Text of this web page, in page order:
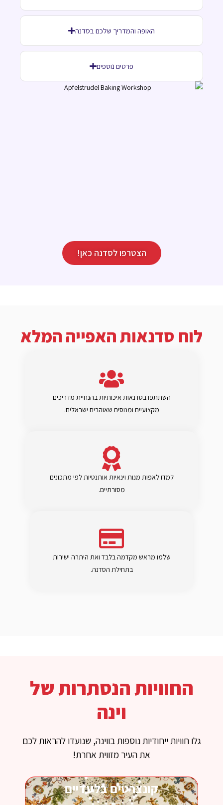
הצטרפו לסדנה כאן!
האופה והמדריך שלכם בסדנה
פרטים נוספים
לוח סדנאות האפייה המלא
השתתפו בסדנאות איכותיות בהנחיית מדריכים
מקצועיים ומנוסים שאוהבים ישראלים.
למדו לאפות מנות וינאיות אותנטיות לפי מתכונים
מסורתיים.
שלמו מראש מקדמה בלבד ואת היתרה ישירות
בתחילת הסדנה.
החוויות הנסתרות של
וינה
גלו חוויות ייחודיות נוספות בווינה, שנועדו להראות לכם
את העיר מזווית אחרת!
קונצרטים בלעדיים